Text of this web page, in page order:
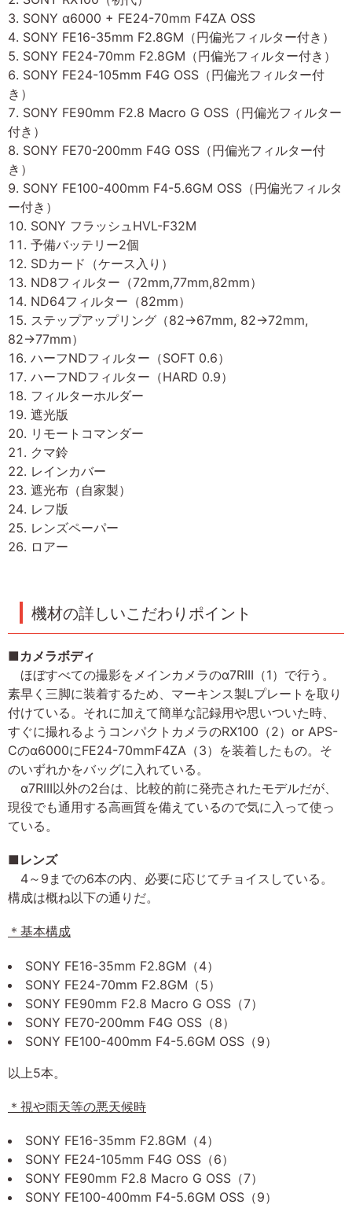
SONY α6000 + FE24-70mm F4ZA OSS
SONY FE16-35mm F2.8GM（円偏光フィルター付き）
SONY FE24-70mm F2.8GM（円偏光フィルター付き）
SONY FE24-105mm F4G OSS（円偏光フィルター付
き）
SONY FE90mm F2.8 Macro G OSS（円偏光フィルター
付き）
SONY FE70-200mm F4G OSS（円偏光フィルター付
き）
SONY FE100-400mm F4-5.6GM OSS（円偏光フィルタ
ー付き）
SONY フラッシュHVL-F32M
予備バッテリー2個
SDカード（ケース入り）
ND8フィルター（72mm,77mm,82mm）
ND64フィルター（82mm）
ステップアップリング（82→67mm, 82→72mm,
82→77mm）
ハーフNDフィルター（SOFT 0.6）
ハーフNDフィルター（HARD 0.9）
フィルターホルダー
遮光版
リモートコマンダー
クマ鈴
レインカバー
遮光布（自家製）
レフ版
レンズペーパー
ロアー
機材の詳しいこだわりポイント
■カメラボディ
ほぼすべての撮影をメインカメラのα7RIII（1）で行う。
素早く三脚に装着するため、マーキンス製Lプレートを取り
付けている。それに加えて簡単な記録用や思いついた時、
すぐに撮れるようコンパクトカメラのRX100（2）or APS-
Cのα6000にFE24-70mmF4ZA（3）を装着したもの。そ
のいずれかをバッグに入れている。
α7RIII以外の2台は、比較的前に発売されたモデルだが、
現役でも通用する高画質を備えているので気に入って使っ
ている。
■レンズ
4～9までの6本の内、必要に応じてチョイスしている。
構成は概ね以下の通りだ。
＊基本構成
SONY FE16-35mm F2.8GM（4）
SONY FE24-70mm F2.8GM（5）
SONY FE90mm F2.8 Macro G OSS（7）
SONY FE70-200mm F4G OSS（8）
SONY FE100-400mm F4-5.6GM OSS（9）
以上5本。
＊視や雨天等の悪天候時
SONY FE16-35mm F2.8GM（4）
SONY FE24-105mm F4G OSS（6）
SONY FE90mm F2.8 Macro G OSS（7）
SONY FE100-400mm F4-5.6GM OSS（9）